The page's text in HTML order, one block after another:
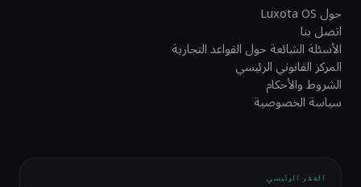
حول Luxota OS
اتصل بنا
الأسئلة الشائعة حول القواعد التجارية
المركز القانوني الرئيسي
الشروط والأحكام
سياسة الخصوصية
المقر الرئيسي